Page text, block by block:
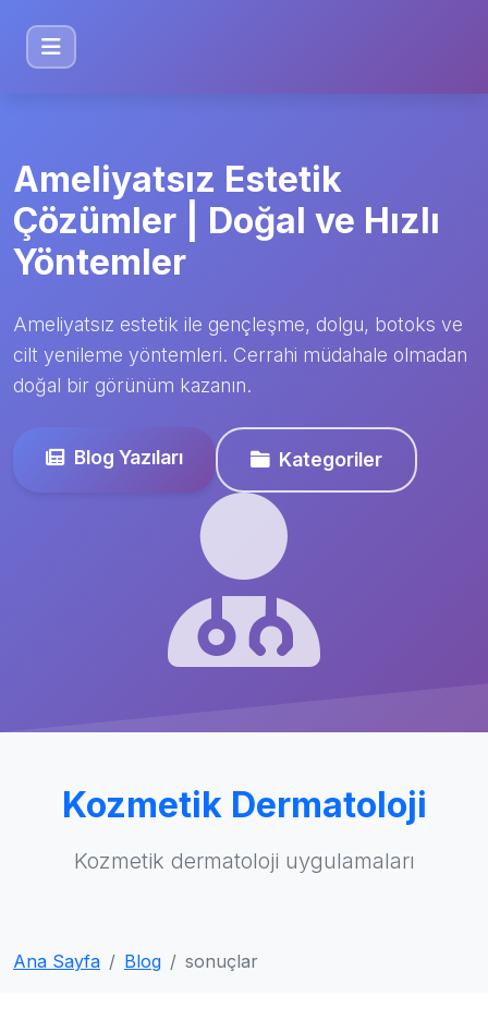
Ameliyatsız Estetik
Çözümler | Doğal ve Hızlı
Yöntemler
Ameliyatsız estetik ile gençleşme, dolgu, botoks ve
cilt yenileme yöntemleri. Cerrahi müdahale olmadan
doğal bir görünüm kazanın.
Blog Yazıları Kategoriler
Kozmetik Dermatoloji
Kozmetik dermatoloji uygulamaları
Ana Sayfa Blog sonuçlar